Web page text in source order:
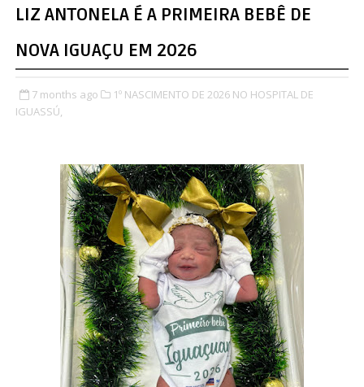
LIZ ANTONELA É A PRIMEIRA BEBÊ DE
NOVA IGUAÇU EM 2026
7 months ago
1º NASCIMENTO DE 2026 NO HOSPITAL DE
IGUASSÚ,